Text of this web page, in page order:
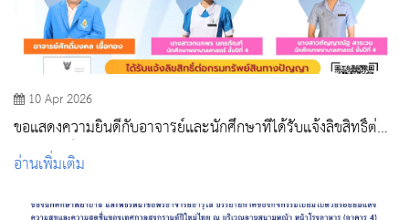
10 Apr 2026
ขอแสดงความยินดีกับอาจารย์และนักศึกษาที่ได้รับแจ้งลิขสิทธิ์ต่อ
กรมทรัพย์สินทางปัญญา
อ่านเพิ่มเติม